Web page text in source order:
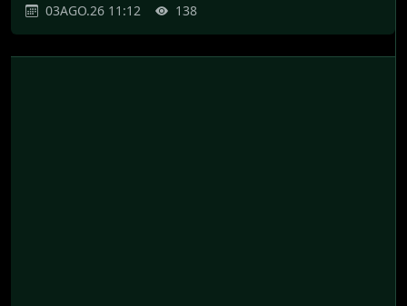
03AGO.26 11:12
138